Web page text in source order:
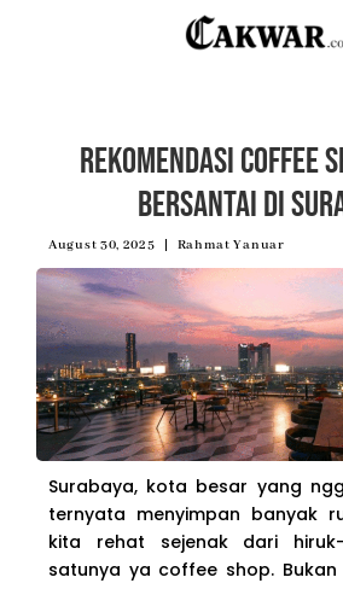
Rekomendasi Coffee
Bersantai di
August 30, 2025 Rahmat Yanuar
Surabaya, kota besar yang
ternyata menyimpan banyak
kita rehat sejenak dari hiruk-
satunya ya coffee shop.